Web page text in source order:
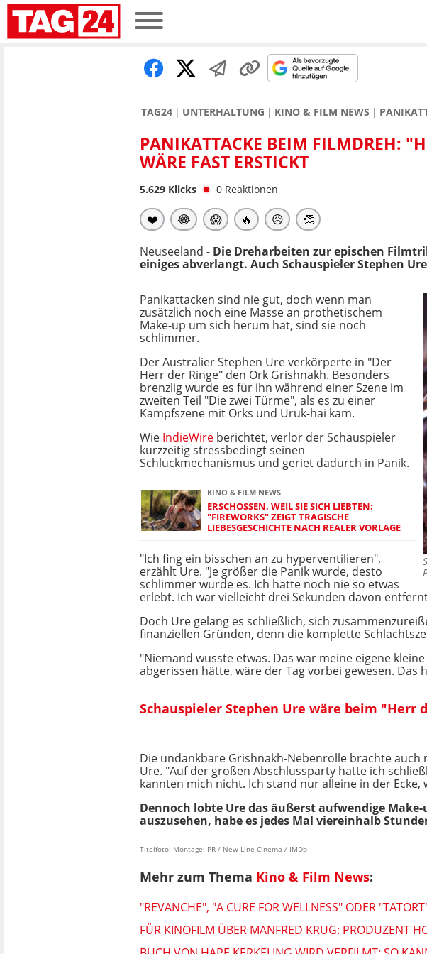
TAG24 UNTERHALTUNG KINO & FILM NEWS
PANIKATTACKE BEIM FILMDREH:
WÄRE FAST ERSTICKT
5.629 Klicks 0 Reaktionen
❤️ 😂 😱 🔥 😥 👏
Neuseeland - Die Dreharbeiten zur epischen
einiges abverlangt. Auch Schauspieler Stephen
Panikattacken sind nie gut, doch wenn man
zusätzlich noch eine Masse an prothetischem
Make-up um sich herum hat, sind sie noch
schlimmer.
Der Australier Stephen Ure verkörperte in "Der
Herr der Ringe" den Ork Grishnakh. Besonders
brenzlig wurde es für ihn während einer Szene im
zweiten Teil "Die zwei Türme", als es zu einer
Kampfszene mit Orks und Uruk-hai kam.
Wie IndieWire berichtet, verlor der Schauspieler
kurzzeitig stressbedingt seinen
Schluckmechanismus und geriet dadurch in Panik.
KINO & FILM NEWS
ERSCHOSSEN, WEIL SIE SICH LIEBTEN:
"FIREWORKS" ZEIGT TRAGISCHE
LIEBESGESCHICHTE NACH REALER VORLAGE
"Ich fing ein bisschen an zu hyperventilieren",
erzählt Ure. "Je größer die Panik wurde, desto
schlimmer wurde es. Ich hatte noch nie so etwas
erlebt. Ich war vielleicht drei Sekunden davon
Doch Ure gelang es schließlich, sich
finanziellen Gründen, denn die komplette
"Niemand wusste etwas. Das war meine eigene
abgerissen hätte, wäre der Tag vorbei gewesen.
Schauspieler Stephen Ure wäre beim "Herr
Die undankbare Grishnakh-Nebenrolle brachte
Ure. "Auf der großen Abschlussparty hatte ich
kannten mich nicht. Ich stand nur alleine in der
Dennoch lobte Ure das äußerst aufwendige
auszusehen, habe es jedes Mal viereinhalb
Titelfoto: Montage: PR / New Line Cinema / IMDb
Mehr zum Thema Kino & Film News:
"REVANCHE", "A CURE FOR WELLNESS" ODER
FÜR KINOFILM ÜBER MANFRED KRUG: PRODUZENT